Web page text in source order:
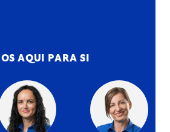
AQUI PARA SI